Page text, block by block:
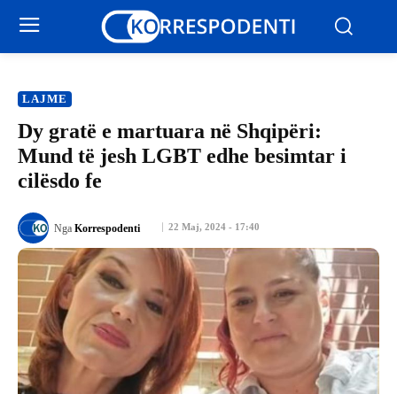
LAJME
Dy gratë e martuara në Shqipëri:
Mund të jesh LGBT edhe besimtar i
cilësdo fe
22 Maj, 2024 - 17:40
Nga Korrespodenti